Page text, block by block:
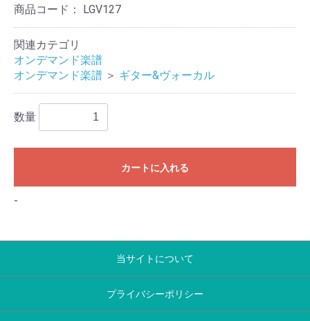
商品コード： LGV127
関連カテゴリ
オンデマンド楽譜
オンデマンド楽譜 ＞ ギター&ヴォーカル
数量
カートに入れる
-
当サイトについて
プライバシーポリシー